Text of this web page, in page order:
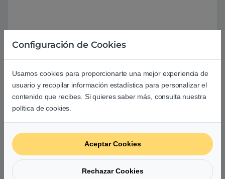
Preguntas y respuestas de los
usuarios sobre este producto
Configuración de Cookies
Usamos cookies para proporcionarte una mejor experiencia de
usuario y recopilar información estadística para personalizar el
contenido que recibes. Si quieres saber más, consulta nuestra
política de cookies.
Aceptar Cookies
Rechazar Cookies